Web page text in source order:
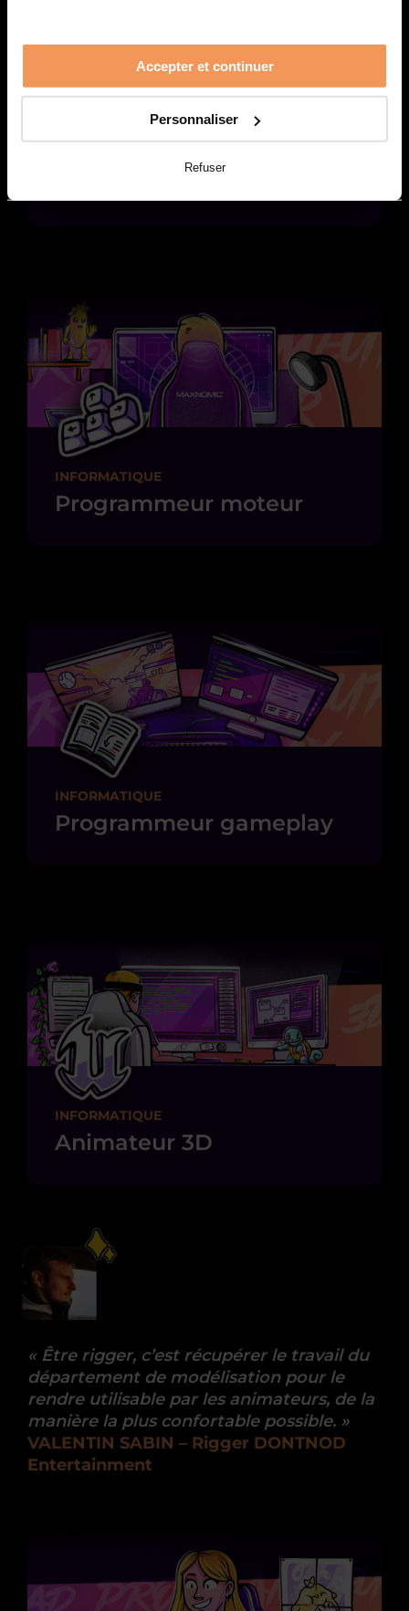
Accepter et continuer
Personnaliser
Refuser
INFORMATIQUE
Programmeur moteur
INFORMATIQUE
Programmeur gameplay
INFORMATIQUE
Animateur 3D
« Être rigger, c’est récupérer le travail du
département de modélisation pour le
rendre utilisable par les animateurs, de la
manière la plus confortable possible. »
VALENTIN SABIN – Rigger DONTNOD
Entertainment